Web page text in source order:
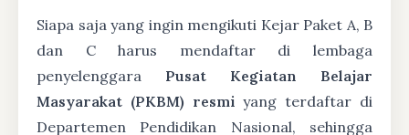
Siapa saja yang ingin mengikuti Kejar Paket A, B
dan C harus mendaftar di lembaga
penyelenggara Pusat Kegiatan Belajar
Masyarakat (PKBM) resmi yang terdaftar di
Departemen Pendidikan Nasional, sehingga